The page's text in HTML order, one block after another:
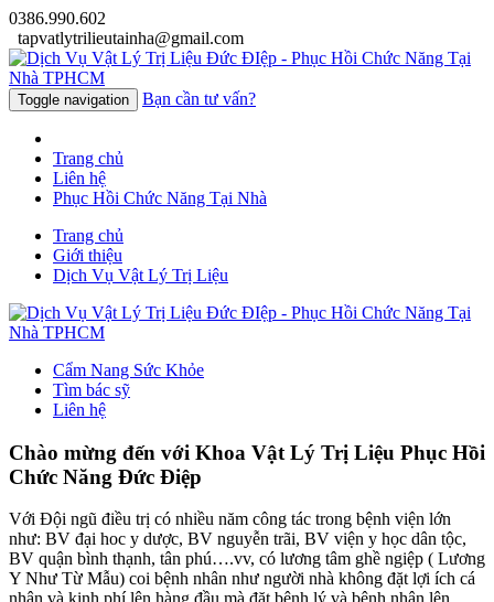
0386.990.602
tapvatlytrilieutainha@gmail.com
Toggle navigation Bạn cần tư vấn?
Trang chủ
Liên hệ
Phục Hồi Chức Năng Tại Nhà
Trang chủ
Giới thiệu
Dịch Vụ Vật Lý Trị Liệu
Cẩm Nang Sức Khỏe
Tìm bác sỹ
Liên hệ
Chào mừng đến với Khoa Vật Lý Trị Liệu Phục Hồi
Chức Năng Đức Điệp
Với Đội ngũ điều trị có nhiều năm công tác trong bệnh viện lớn
như: BV đại hoc y dược, BV nguyễn trãi, BV viện y học dân tộc,
BV quận bình thạnh, tân phú….vv, có lương tâm ghề ngiệp ( Lương
Y Như Từ Mẫu) coi bệnh nhân như người nhà không đặt lợi ích cá